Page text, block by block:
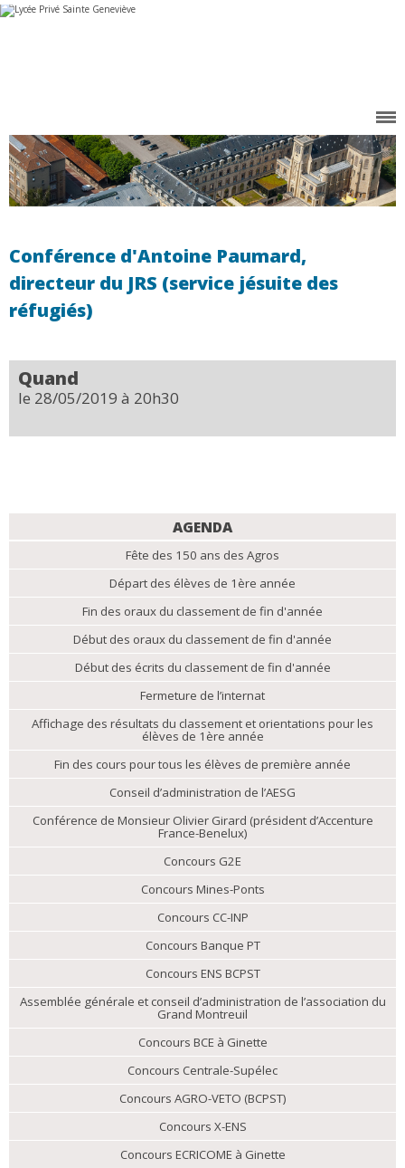
Aller
au
Outils
personnels
Conférence d'Antoine Paumard,
directeur du JRS (service jésuite des
réfugiés)
Quand
le 28/05/2019 à 20h30
AGENDA
Fête des 150 ans des Agros
Départ des élèves de 1ère année
Fin des oraux du classement de fin d'année
Début des oraux du classement de fin d'année
Début des écrits du classement de fin d'année
Fermeture de l’internat
Affichage des résultats du classement et orientations pour les
élèves de 1ère année
Fin des cours pour tous les élèves de première année
Conseil d’administration de l’AESG
Conférence de Monsieur Olivier Girard (président d’Accenture
France-Benelux)
Concours G2E
Concours Mines-Ponts
Concours CC-INP
Concours Banque PT
Concours ENS BCPST
Assemblée générale et conseil d’administration de l’association du
Grand Montreuil
Concours BCE à Ginette
Concours Centrale-Supélec
Concours AGRO-VETO (BCPST)
Concours X-ENS
Concours ECRICOME à Ginette